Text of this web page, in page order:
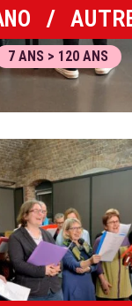
/
7 ANS > 120 ANS